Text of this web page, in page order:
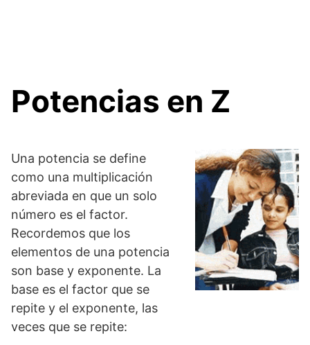
Potencias en Z
Una potencia se define
como una multiplicación
abreviada en que un solo
número es el factor.
Recordemos que los
elementos de una potencia
son base y exponente. La
base es el factor que se
repite y el exponente, las
veces que se repite: